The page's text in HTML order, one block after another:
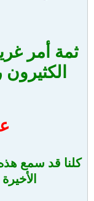
ثمة أمر
كلنا قد سمع هذه